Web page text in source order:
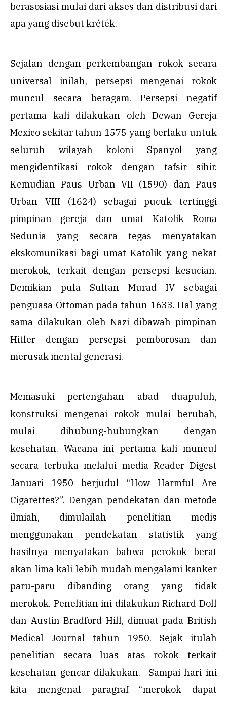
berasosiasi mulai dari akses dan distribusi dari
apa yang disebut kréték.
Sejalan dengan perkembangan rokok secara
universal inilah, persepsi mengenai rokok
muncul secara beragam. Persepsi negatif
pertama kali dilakukan oleh Dewan Gereja
Mexico sekitar tahun 1575 yang berlaku untuk
seluruh wilayah koloni Spanyol yang
mengidentikasi rokok dengan tafsir sihir.
Kemudian Paus Urban VII (1590) dan Paus
Urban VIII (1624) sebagai pucuk tertinggi
pimpinan gereja dan umat Katolik Roma
Sedunia yang secara tegas menyatakan
ekskomunikasi bagi umat Katolik yang nekat
merokok, terkait dengan persepsi kesucian.
Demikian pula Sultan Murad IV sebagai
penguasa Ottoman pada tahun 1633. Hal yang
sama dilakukan oleh Nazi dibawah pimpinan
Hitler dengan persepsi pemborosan dan
merusak mental generasi.
Memasuki pertengahan abad duapuluh,
konstruksi mengenai rokok mulai berubah,
mulai dihubung-hubungkan dengan
kesehatan. Wacana ini pertama kali muncul
secara terbuka melalui media Reader Digest
Januari 1950 berjudul “How Harmful Are
Cigarettes?”. Dengan pendekatan dan metode
ilmiah, dimulailah penelitian medis
menggunakan pendekatan statistik yang
hasilnya menyatakan bahwa perokok berat
akan lima kali lebih mudah mengalami kanker
paru-paru dibanding orang yang tidak
merokok. Penelitian ini dilakukan Richard Doll
dan Austin Bradford Hill, dimuat pada British
Medical Journal tahun 1950. Sejak itulah
penelitian secara luas atas rokok terkait
kesehatan gencar dilakukan. Sampai hari ini
kita mengenal paragraf “merokok dapat